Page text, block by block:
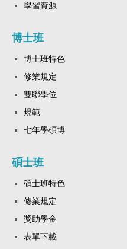
學習資源
博士班
博士班特色
修業規定
雙聯學位
規範
七年學碩博
碩士班
碩士班特色
修業規定
獎助學金
表單下載